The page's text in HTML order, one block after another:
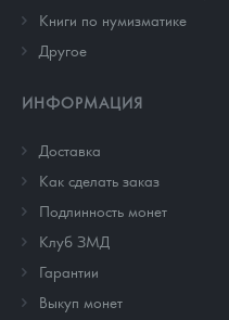
Книги по нумизматике
Другое
ИНФОРМАЦИЯ
Доставка
Как сделать заказ
Подлинность монет
Клуб ЗМД
Гарантии
Выкуп монет